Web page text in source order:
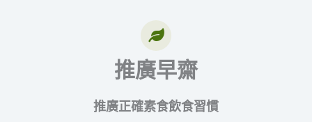
推廣早齋
推廣正確素食飲食習慣